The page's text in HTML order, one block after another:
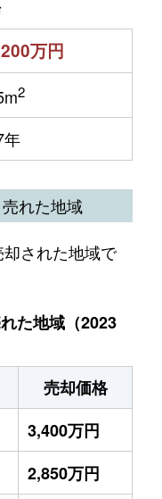
万円
2
年
れた地域
された地域で
た地域（2023
売却価格
3,400万円
2,850万円